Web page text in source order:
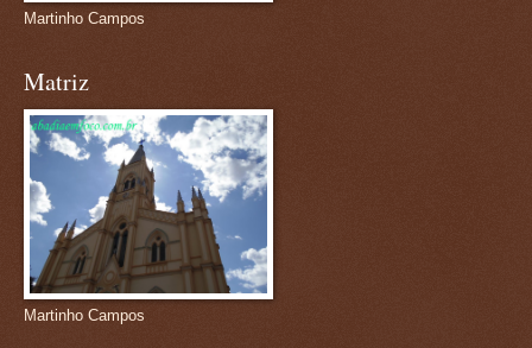
Martinho Campos
Matriz
Martinho Campos